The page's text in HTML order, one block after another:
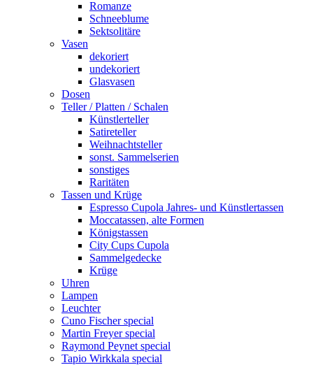
Romanze
Schneeblume
Sektsolitäre
Vasen
dekoriert
undekoriert
Glasvasen
Dosen
Teller / Platten / Schalen
Künstlerteller
Satireteller
Weihnachtsteller
sonst. Sammelserien
sonstiges
Raritäten
Tassen und Krüge
Espresso Cupola Jahres- und Künstlertassen
Moccatassen, alte Formen
Königstassen
City Cups Cupola
Sammelgedecke
Krüge
Uhren
Lampen
Leuchter
Cuno Fischer special
Martin Freyer special
Raymond Peynet special
Tapio Wirkkala special